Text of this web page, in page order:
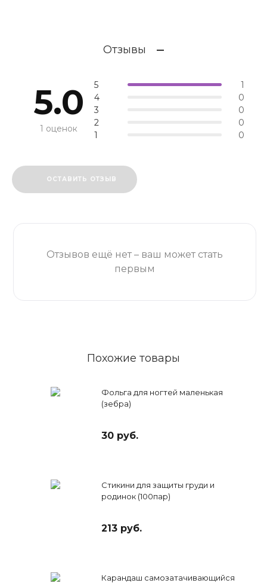
Отзывы
5.0
1 оценок
5
1
4
0
3
0
2
0
1
0
ОСТАВИТЬ ОТЗЫВ
Отзывов ещё нет – ваш может стать
первым
Похожие товары
Фольга для ногтей маленькая
(зебра)
30 руб.
Стикини для защиты груди и
родинок (100пар)
213 руб.
Карандаш самозатачивающийся